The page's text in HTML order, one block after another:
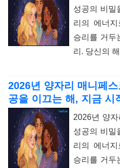
성공의 비밀
리의 에너
승리를 거두
리. 당신의
2026년 양자리 매니페
공을 이끄는 해, 지금 시
2026년 양
성공의 비밀
리의 에너
승리를 거두